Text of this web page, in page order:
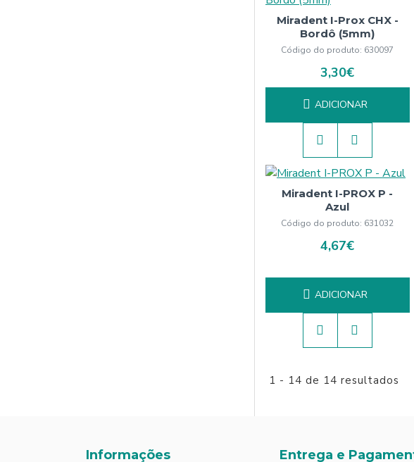
Código do produto: 630097
Miradent I-Prox CHX -
Bordô (5mm)
3,30€
ADICIONAR
Código do produto: 631032
Miradent I-PROX P -
Azul
4,67€
ADICIONAR
1 - 14 de 14 resultados
Informações Entrega e